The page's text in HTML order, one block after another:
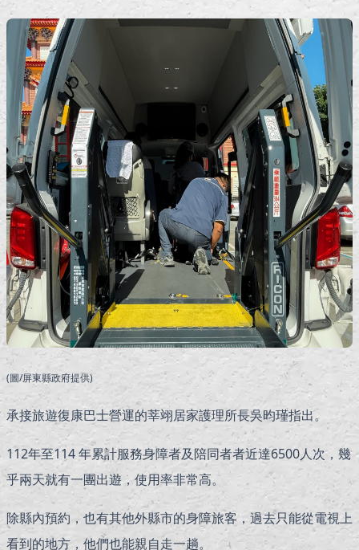
(圖/屏東縣政府提供)
承接旅遊復康巴士營運的莘翊居家護理所長吳昀瑾指出。
112年至114 年累計服務身障者及陪同者者近達6500人次，幾
乎兩天就有一團出遊，使用率非常高。
除縣內預約，也有其他外縣市的身障旅客，過去只能從電視上
看到的地方，他們也能親自走一趟。